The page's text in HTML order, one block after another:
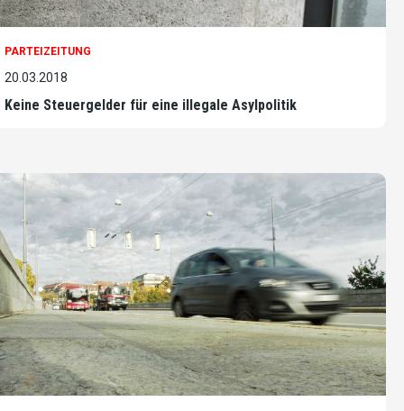
PARTEIZEITUNG
20.03.2018
Keine Steuergelder für eine illegale Asylpolitik